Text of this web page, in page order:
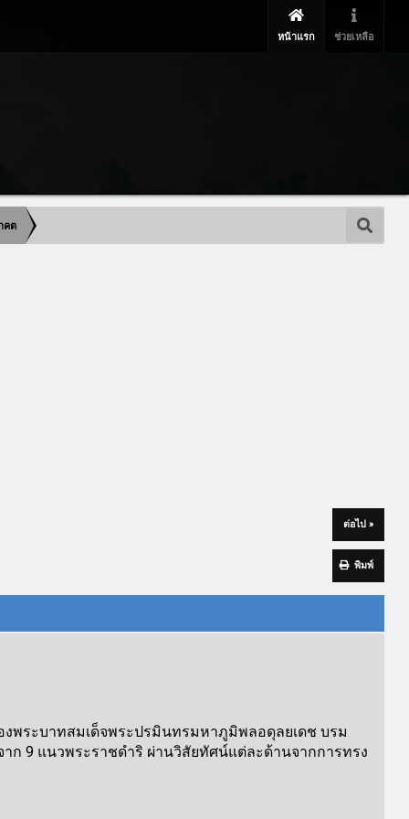
หน้าแรก ช่วยเหลือ
คต
ต่อไป »
พิมพ์
พระบาทสมเด็จพระปรมินทรมหาภูมิพลอดุลยเดช บรม
ก 9 แนวพระราชดำริ ผ่านวิสัยทัศน์แต่ละด้านจากการทรง